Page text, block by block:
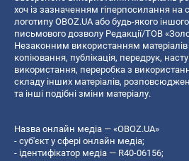
хоч із зазначенням гіперпосилання на
логотипу OBOZ.UA або будь-якого
письмового дозволу Редакції/ТОВ
Незаконним використанням
копiювання, публiкацiя, передрук,
використання, переробка з
складу інших матеріалів,
та інші подібні зміни матеріалу.
Назва онлайн медіа — «OBOZ.UA»
- суб'єкт у сфері онлайн медіа;
- ідентифікатор медіа — R40-06156;